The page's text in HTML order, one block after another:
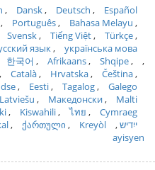
Dansk Deutsch
Español
Português
Bahasa Melayu
Svensk Tiếng Việt
Türkçe
язык українська мова
한국어 Afrikaans
Shqipe
Català Hrvatska
Čeština
Eesti Tagalog Galego
Latviešu Македонски Malti
Kiswahili ไทย
Cymraeg
ייִדיש
ქართული
Kreyòl
ayisyen